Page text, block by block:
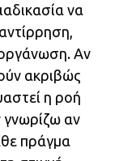
να
Αν
ακριβώς
η ροή
αν
πράγμα